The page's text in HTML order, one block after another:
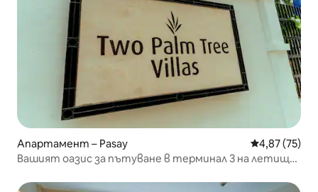
Апартамент – Pasay Средна
4,87 (75)
Вашият оазис за пътуване в терминал 3 на летище